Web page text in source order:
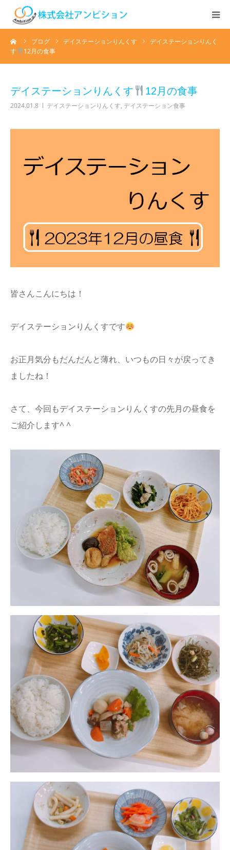
ブログ デイステーションりんくす
デイステーションりんく
す
12月の食事
デイステーションりんくす 12月の食事
2024.01.8 デイステーションりんくす, デイステーション食事
皆さんこんにちは！
デイステーションりんくすです
お正月気分もだんだんと薄れ、いつもの日々が戻ってき
ましたね！
さて、今回もデイステーションりんくすの先月の昼食を
ご紹介します^ ^
ホーム
サービス紹介
デイステーション
居宅介護・訪問介護
info